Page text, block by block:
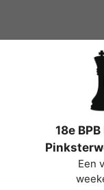
de
18e
Een